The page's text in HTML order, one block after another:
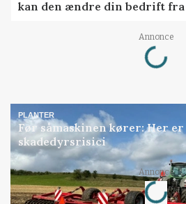
kan den ændre din bedrift fra
Annonce
Loading...
PLANTER
Før såmaskinen kører: Her
skadedyrsrisici
Annonce
Loading...